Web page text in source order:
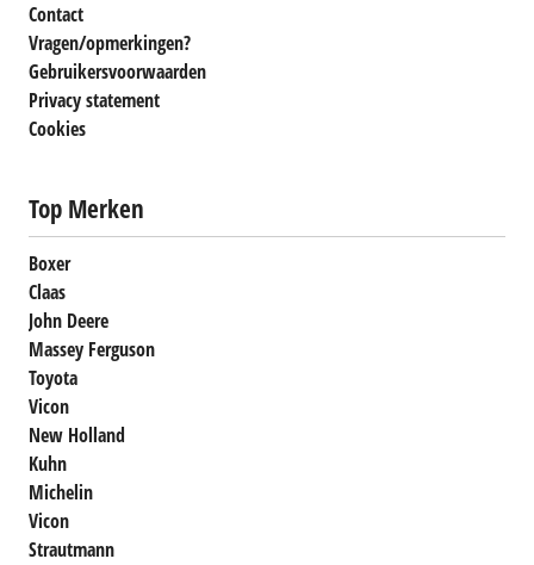
Contact
Vragen/opmerkingen?
Gebruikersvoorwaarden
Privacy statement
Cookies
Top Merken
Boxer
Claas
John Deere
Massey Ferguson
Toyota
Vicon
New Holland
Kuhn
Michelin
Vicon
Strautmann